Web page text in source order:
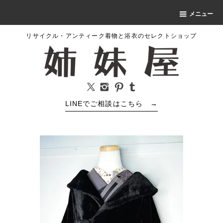
メニュー
リサイクル・アンティーク着物と浴衣のセレクトショップ
LINEでご相談はこちら →